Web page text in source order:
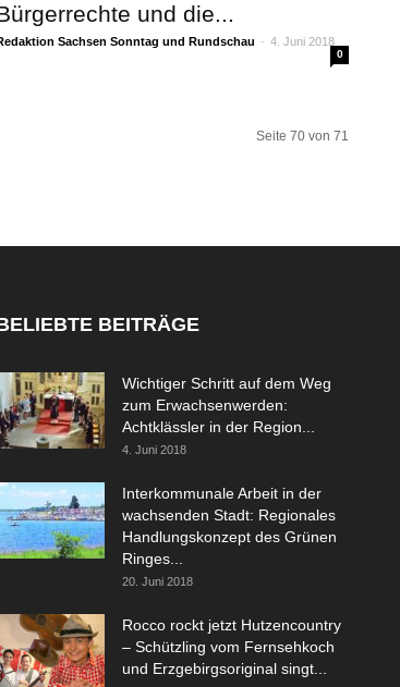
und die...
Sachsen Sonntag und Rundschau - 4. Juni 2018
0
Seite 70 von 71
BEITRÄGE
Wichtiger Schritt auf dem Weg
zum Erwachsenwerden:
Achtklässler in der Region...
4. Juni 2018
Interkommunale Arbeit in der
wachsenden Stadt: Regionales
Handlungskonzept des Grünen
Ringes...
20. Juni 2018
Rocco rockt jetzt Hutzencountry
– Schützling vom Fernsehkoch
und Erzgebirgsoriginal singt...